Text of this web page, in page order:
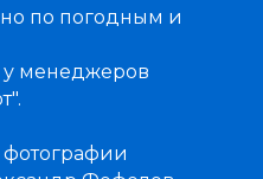
по погодным и
у менеджеров
фотографии